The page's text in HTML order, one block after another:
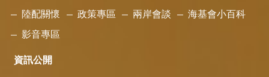
陸配關懷 政策專區 兩岸會談 海基會小百科
影音專區
資訊公開